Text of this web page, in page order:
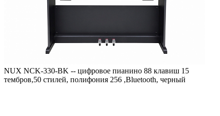
NUX NCK-330-BK -- цифровое пианино 88 клавиш 15
тембров,50 стилей, полифония 256 ,Bluetooth, черный